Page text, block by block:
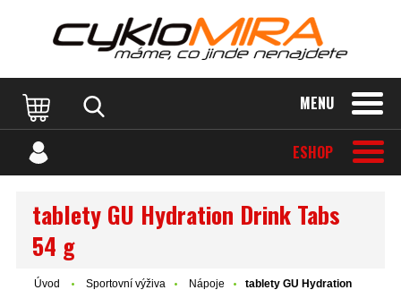
MENU
ESHOP
tablety GU Hydration Drink Tabs
54 g
Úvod Sportovní výživa Nápoje
tablety GU Hydration